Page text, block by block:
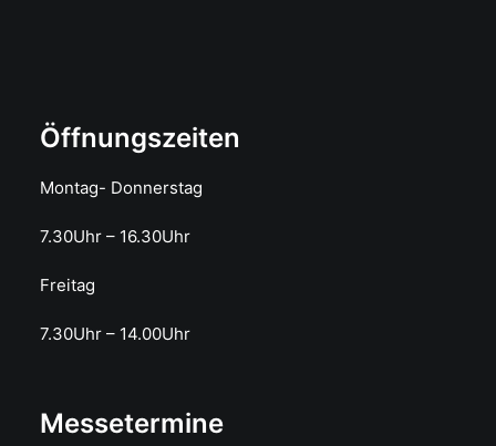
Öffnungszeiten
Montag- Donnerstag
7.30Uhr – 16.30Uhr
Freitag
7.30Uhr – 14.00Uhr
Messetermine